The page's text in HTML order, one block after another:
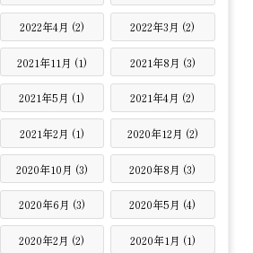
2022年4月 (2) 2022年3月 (2)
2021年11月 (1) 2021年8月 (3)
2021年5月 (1) 2021年4月 (2)
2021年2月 (1) 2020年12月 (2)
2020年10月 (3) 2020年8月 (3)
2020年6月 (3) 2020年5月 (4)
2020年2月 (2) 2020年1月 (1)